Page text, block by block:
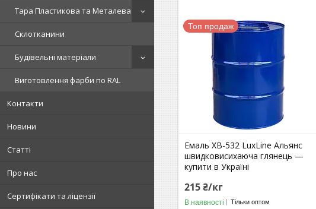
Тара Пластикова та Металева
Склотканини
Будівельні матеріали
Виготовлення фарби по RAL
Контакти
Новини
Статті
Про нас
Сертифікати та ліцензії
Топ продаж
Емаль ХВ-532 LuxLine Альянс
швидковисихаюча глянець —
купити в Україні
215 ₴/кг
В наявності Тільки оптом